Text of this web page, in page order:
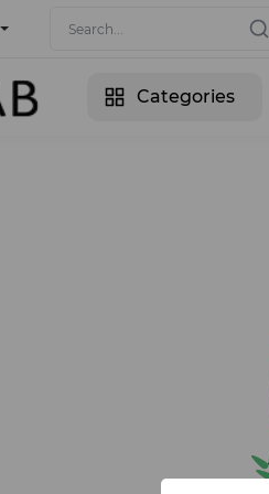
Categories